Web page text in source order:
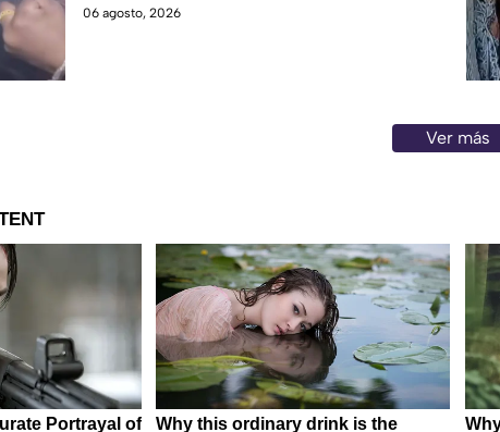
sociales.
06 agosto, 2026
Ver más